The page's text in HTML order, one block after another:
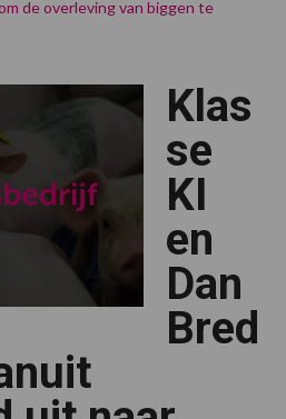
de overleving van biggen te
Klas
se
KI
en
Dan
Bred